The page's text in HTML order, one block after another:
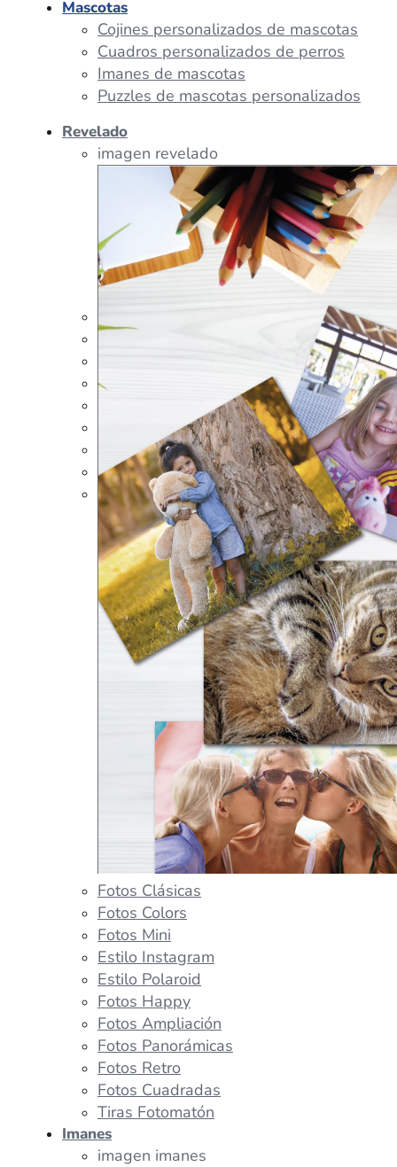
Tazas Personalizadas
Peluches Personalizados
Portalápices Personalizados
Puzles Personalizados
Juegos de Mesa
Alfombrillas Personalizadas
Lámparas LED
Mascotas
Cojines personalizados de mascotas
Cuadros personalizados de perros
Imanes de mascotas
Puzzles de mascotas personalizados
Revelado
imagen revelado
Fotos Clásicas
Fotos Colors
Fotos Mini
Estilo Instagram
Estilo Polaroid
Fotos Happy
Fotos Ampliación
Fotos Panorámicas
Fotos Retro
Fotos Cuadradas
Tiras Fotomatón
Imanes
imagen imanes